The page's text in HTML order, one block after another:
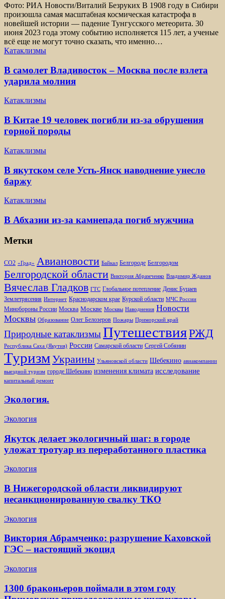
Фото: РИА Новости/Виталий Безруких В 1908 году в Сибири
произошла самая масштабная космическая катастрофа в
новейшей истории — падение Тунгусского метеорита. 30
июня 2023 года этому событию исполняется 115 лет, а ученые
всё еще не могут точно сказать, что именно…
Катаклизмы
В самолет Владивосток – Москва после взлета
ударила молния
Катаклизмы
В Китае 19 человек погибли из-за обрушения
горной породы
Катаклизмы
В якутском селе Усть-Янск наводнение унесло
баржу
Катаклизмы
В Абхазии из-за камнепада погиб мужчина
Метки
CO2 «Град» Авиановости Байкал Белгороде Белгородом
Белгородской области Виктория Абрамченко Владимир Жданов
Вячеслав Гладков ГТС Глобальное потепление Денис Буцаев
Землетрясения Интернет Краснодарском крае Курской области МЧС России
Минобороны России Москва Москве Москвы Наводнения Новости
Москвы Образование Олег Белозеров Пожары Приморский край
Природные катаклизмыПутешествияРЖД
Республика Саха (Якутия) России Самарской области Сергей Собянин
ТуризмУкраины Ульяновской области Шебекино авиакомпании
выездной туризм городе Шебекино изменения климата исследование
капитальный ремонт
Экология.
Экология
Якутск делает экологичный шаг: в городе
уложат тротуар из переработанного пластика
Экология
В Нижегородской области ликвидируют
несанкционированную свалку ТКО
Экология
Виктория Абрамченко: разрушение Каховской
ГЭС – настоящий экоцид
Экология
1300 браконьеров поймали в этом году